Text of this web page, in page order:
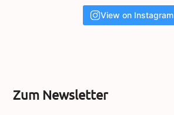
View on Instagram
Zum Newsletter